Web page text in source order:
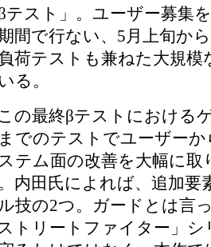
テスト」。ユーザー募集
間で行ない、5月上旬か
荷テストも兼ねた大規
る。
の最終βテストにおける
でのテストでユーザー
テム面の改善を大幅に
内田氏によれば、追加
技の2つ。ガードとは言
ストリートファイター」